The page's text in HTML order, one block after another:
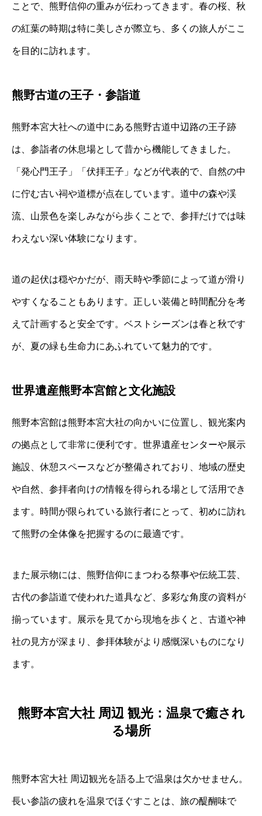
ことで、熊野信仰の重みが伝わってきます。春の桜、秋
の紅葉の時期は特に美しさが際立ち、多くの旅人がここ
を目的に訪れます。
熊野古道の王子・参詣道
熊野本宮大社への道中にある熊野古道中辺路の王子跡
は、参詣者の休息場として昔から機能してきました。
「発心門王子」「伏拝王子」などが代表的で、自然の中
に佇む古い祠や道標が点在しています。道中の森や渓
流、山景色を楽しみながら歩くことで、参拝だけでは味
わえない深い体験になります。
道の起伏は穏やかだが、雨天時や季節によって道が滑り
やすくなることもあります。正しい装備と時間配分を考
えて計画すると安全です。ベストシーズンは春と秋です
が、夏の緑も生命力にあふれていて魅力的です。
世界遺産熊野本宮館と文化施設
熊野本宮館は熊野本宮大社の向かいに位置し、観光案内
の拠点として非常に便利です。世界遺産センターや展示
施設、休憩スペースなどが整備されており、地域の歴史
や自然、参拝者向けの情報を得られる場として活用でき
ます。時間が限られている旅行者にとって、初めに訪れ
て熊野の全体像を把握するのに最適です。
また展示物には、熊野信仰にまつわる祭事や伝統工芸、
古代の参詣道で使われた道具など、多彩な角度の資料が
揃っています。展示を見てから現地を歩くと、古道や神
社の見方が深まり、参拝体験がより感慨深いものになり
ます。
熊野本宮大社 周辺 観光：温泉で癒され
る場所
熊野本宮大社 周辺観光を語る上で温泉は欠かせません。
長い参詣の疲れを温泉でほぐすことは、旅の醍醐味で